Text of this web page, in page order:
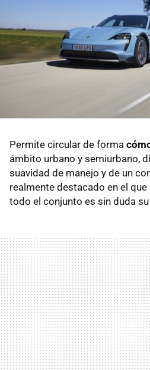
Permite circular de forma
ámbito urbano y semiurbano,
suavidad de manejo y de un
realmente destacado en el
todo el conjunto es sin duda